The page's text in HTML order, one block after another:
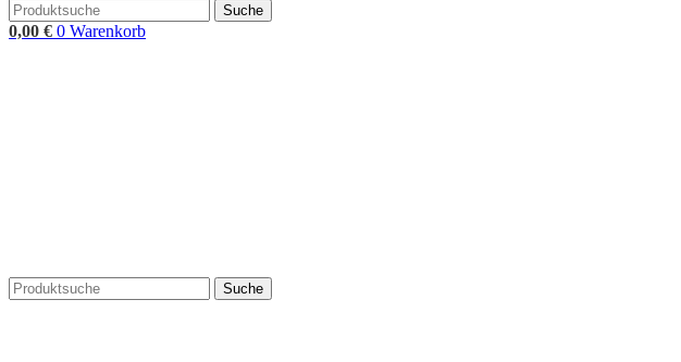
Suche
0,00 € 0 Warenkorb
Suche